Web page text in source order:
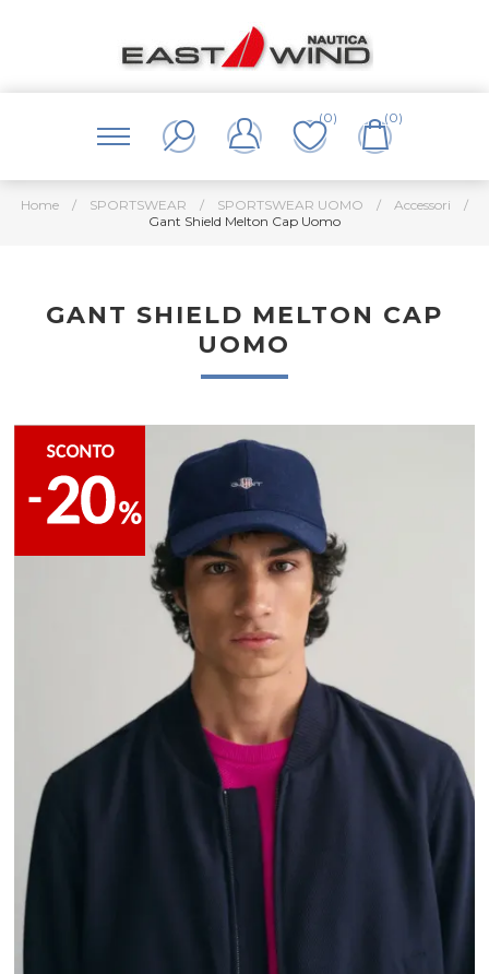
(0) (0)
Home / SPORTSWEAR / SPORTSWEAR UOMO / Accessori
/
Gant Shield Melton Cap Uomo
GANT SHIELD MELTON CAP
UOMO